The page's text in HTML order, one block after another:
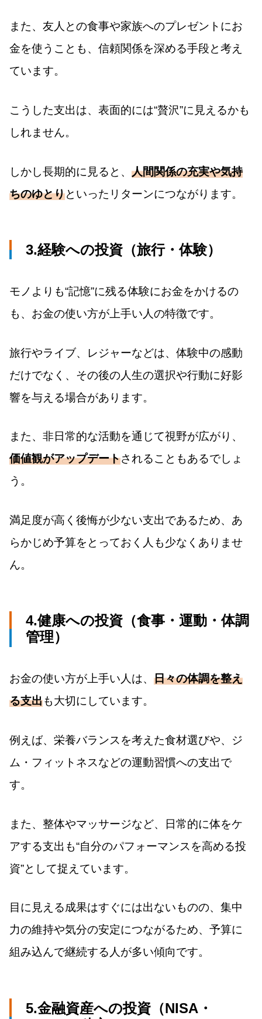
また、友人との食事や家族へのプレゼントにお
金を使うことも、信頼関係を深める手段と考え
ています。
こうした支出は、表面的には“贅沢”に見えるかも
しれません。
しかし長期的に見ると、 人間関係の充実や気持
ちのゆとりといったリターンにつながります。
3.経験への投資（旅行・体験）
モノよりも“記憶”に残る体験にお金をかけるの
も、お金の使い方が上手い人の特徴です。
旅行やライブ、レジャーなどは、体験中の感動
だけでなく、その後の人生の選択や行動に好影
響を与える場合があります。
また、非日常的な活動を通じて視野が広がり、
価値観がアップデートされることもあるでしょ
う。
満足度が高く後悔が少ない支出であるため、あ
らかじめ予算をとっておく人も少なくありませ
ん。
4.健康への投資（食事・運動・体調
管理）
お金の使い方が上手い人は、 日々の体調を整え
る支出も大切にしています。
例えば、栄養バランスを考えた食材選びや、ジ
ム・フィットネスなどの運動習慣への支出で
す。
また、整体やマッサージなど、日常的に体をケ
アする支出も“自分のパフォーマンスを高める投
資”として捉えています。
目に見える成果はすぐには出ないものの、集中
力の維持や気分の安定につながるため、予算に
組み込んで継続する人が多い傾向です。
5.金融資産への投資（NISA・